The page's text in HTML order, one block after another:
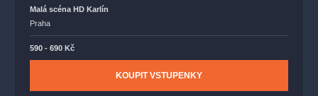
Malá scéna HD Karlín
Praha
590 - 690 Kč
KOUPIT VSTUPENKY